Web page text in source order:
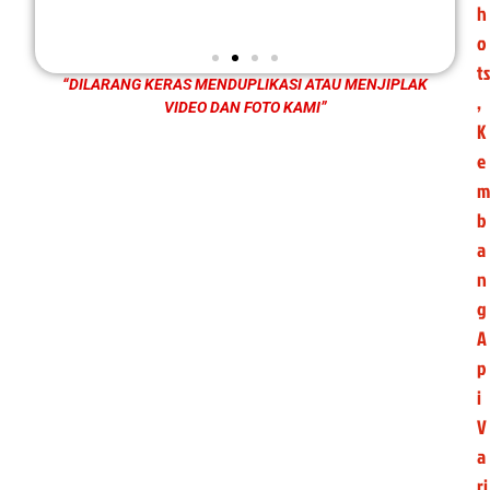
“DILARANG KERAS MENDUPLIKASI ATAU MENJIPLAK
VIDEO DAN FOTO KAMI”
h
o
ts
,
K
e
m
b
a
n
g
A
p
i
V
a